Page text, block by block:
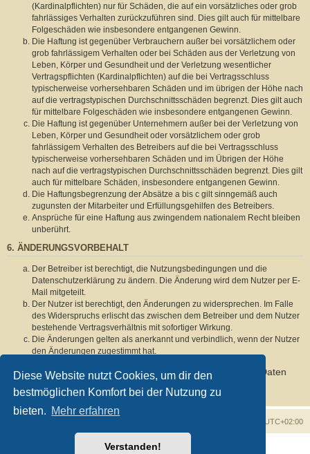
Diese Website nutzt Cookies, um dir den
bestmöglichen Komfort bei der Nutzung zu
bieten. Mehr erfahren
Verstanden!
(Kardinalpflichten) nur für Schäden, die auf ein vorsätzliches oder grob
fahrlässiges Verhalten zurückzuführen sind. Dies gilt auch für mittelbare
Folgeschäden wie insbesondere entgangenen Gewinn.
Die Haftung ist gegenüber Verbrauchern außer bei vorsätzlichem oder
grob fahrlässigem Verhalten oder bei Schäden aus der Verletzung von
Leben, Körper und Gesundheit und der Verletzung wesentlicher
Vertragspflichten (Kardinalpflichten) auf die bei Vertragsschluss
typischerweise vorhersehbaren Schäden und im übrigen der Höhe nach
auf die vertragstypischen Durchschnittsschäden begrenzt. Dies gilt auch
für mittelbare Folgeschäden wie insbesondere entgangenen Gewinn.
Die Haftung ist gegenüber Unternehmern außer bei der Verletzung von
Leben, Körper und Gesundheit oder vorsätzlichem oder grob
fahrlässigem Verhalten des Betreibers auf die bei Vertragsschluss
typischerweise vorhersehbaren Schäden und im Übrigen der Höhe
nach auf die vertragstypischen Durchschnittsschäden begrenzt. Dies gilt
auch für mittelbare Schäden, insbesondere entgangenen Gewinn.
Die Haftungsbegrenzung der Absätze a bis c gilt sinngemäß auch
zugunsten der Mitarbeiter und Erfüllungsgehilfen des Betreibers.
Ansprüche für eine Haftung aus zwingendem nationalem Recht bleiben
unberührt.
6. ÄNDERUNGSVORBEHALT
Der Betreiber ist berechtigt, die Nutzungsbedingungen und die
Datenschutzerklärung zu ändern. Die Änderung wird dem Nutzer per E-
Mail mitgeteilt.
Der Nutzer ist berechtigt, den Änderungen zu widersprechen. Im Falle
des Widerspruchs erlischt das zwischen dem Betreiber und dem Nutzer
bestehende Vertragsverhältnis mit sofortiger Wirkung.
Die Änderungen gelten als anerkannt und verbindlich, wenn der Nutzer
den Änderungen zugestimmt hat.
Informationen über den Umgang mit deinen persönlichen Daten
sind in der Datenschutzerklärung enthalten.
UTC+02:00
Powered byphpBB® Forum Software © phpBB Limited